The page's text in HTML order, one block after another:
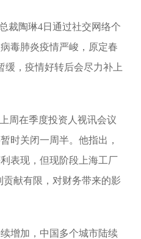
裁陶琳4日通过社交网络个
毒肺炎疫情严峻，原定春
缓，疫情好转后会尽力补上
周在季度投资人视讯会议
时关闭一周半。他指出，
表现，但现阶段上海工厂
贡献有限，对财务带来的影
增加，中国多个城市陆续